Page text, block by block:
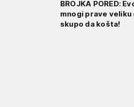
BROJKA PORED:
mnogi prave
skupo da košta!